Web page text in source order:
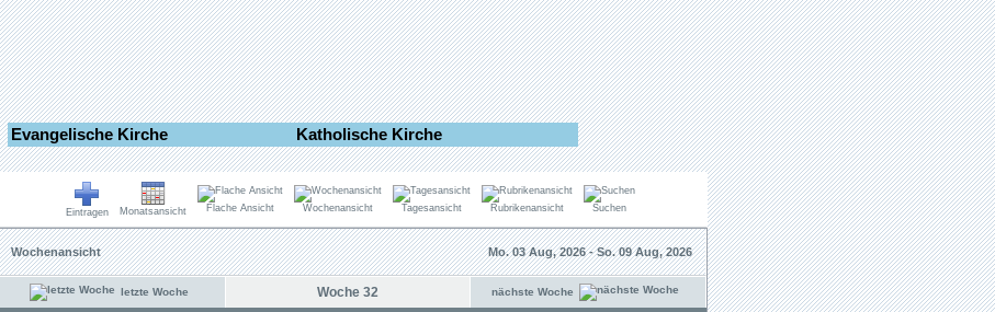
Evangelische Kirche Katholische Kirche
Eintragen Monatsansicht Flache Ansicht Wochenansicht Tagesansicht Rubrikenansicht Suchen
Wochenansicht Mo. 03 Aug, 2026 - So. 09 Aug, 2026
letzte Woche Woche 32 nächste Woche